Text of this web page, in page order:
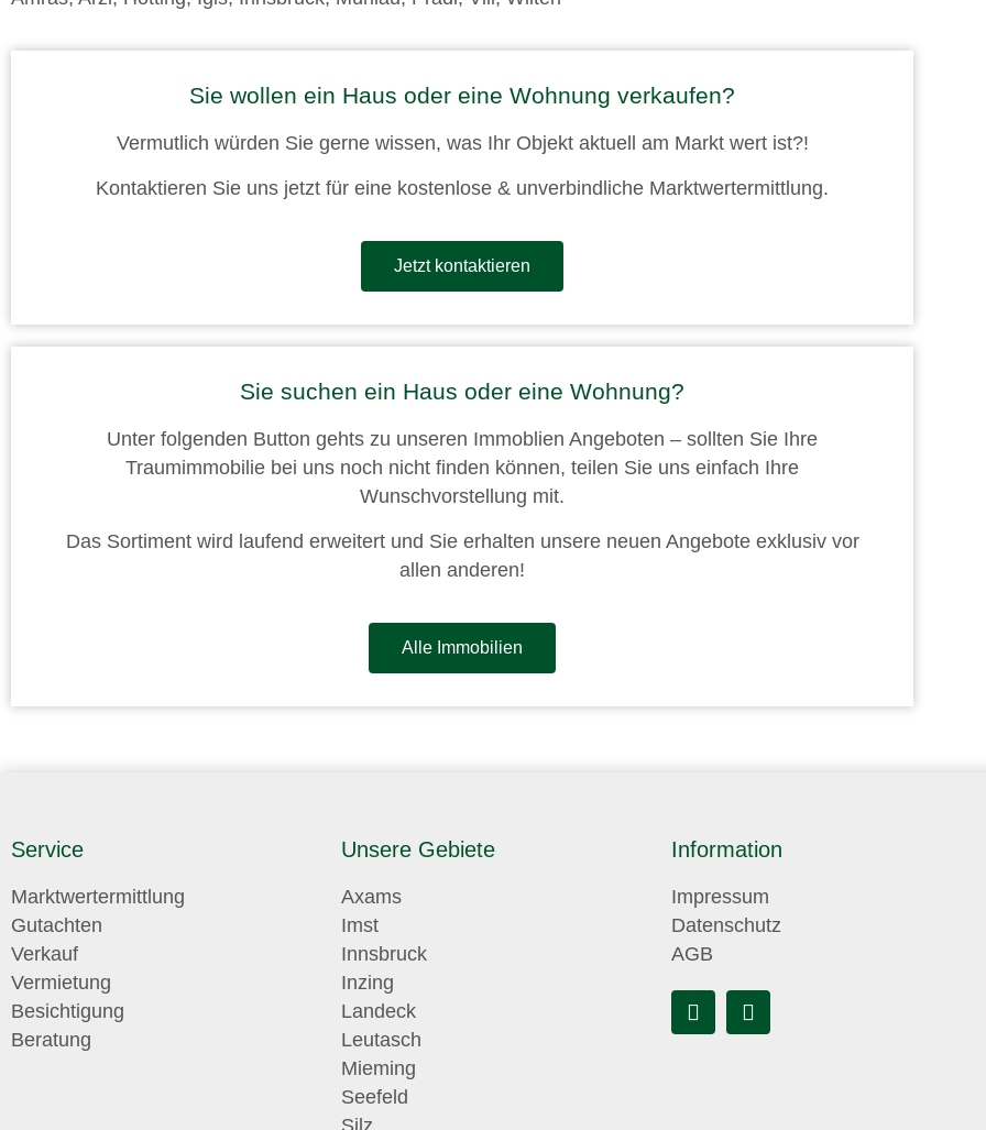
Sie wollen ein Haus oder eine Wohnung verkaufen?
Vermutlich würden Sie gerne wissen, was Ihr Objekt aktuell am Markt wert ist?!
Kontaktieren Sie uns jetzt für eine kostenlose & unverbindliche Marktwertermittlung.
Jetzt kontaktieren
Sie suchen ein Haus oder eine Wohnung?
Unter folgenden Button gehts zu unseren Immoblien Angeboten – sollten Sie Ihre
Traumimmobilie bei uns noch nicht finden können, teilen Sie uns einfach Ihre
Wunschvorstellung mit.
Das Sortiment wird laufend erweitert und Sie erhalten unsere neuen Angebote exklusiv vor
allen anderen!
Alle Immobilien
Service
Marktwertermittlung
Gutachten
Verkauf
Vermietung
Besichtigung
Beratung
Unsere Gebiete
Axams
Imst
Innsbruck
Inzing
Landeck
Leutasch
Mieming
Seefeld
Silz
Information
Impressum
Datenschutz
AGB